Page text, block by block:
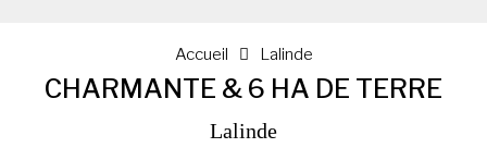
Accueil Lalinde
CHARMANTE & 6 HA DE TERRE
Lalinde